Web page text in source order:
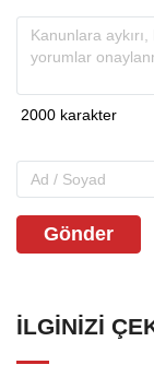
Gönder
İLGINIZI